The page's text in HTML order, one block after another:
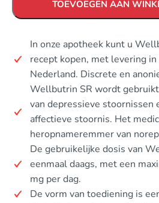
TOEVOEGEN AAN
In onze apotheek kunt u
recept kopen, met levering
Nederland. Discrete en
Wellbutrin SR wordt
van depressieve stoornissen
affectieve stoornis. Het
heropnameremmer van
De gebruikelijke dosis van
eenmaal daags, met een
mg per dag.
De vorm van toediening is